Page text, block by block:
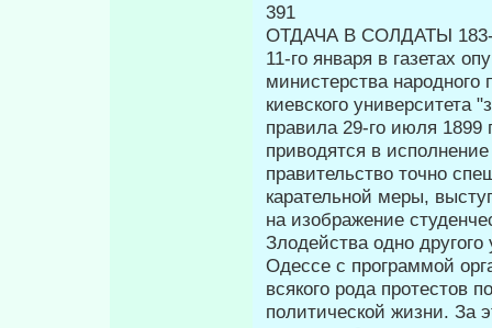
391
ОТДАЧА В СОЛДАТЫ
11-го января в газетах
министерства
киевского университета
правила 29-го июля
приводятся в
правительство точно
карательной меры,
на изображение
Злодейства одно
Одессе с про­граммой
всякого рода протестов
политической жизни. За